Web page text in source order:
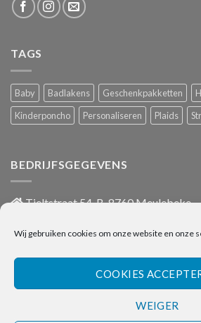
Wij gebruiken cookies om onze website en onze
COOKIES
WEIGER
TAGS
Baby Badlakens Geschenkpakketten
Kinderponcho
Personaliseren Plaids
BEDRIJFSGEGEVENS
Tieltstraat 54, B-8760 Meulebeke
info@onlinehanddoeken.be
BTW nr.: BE0860.852.630
Visa